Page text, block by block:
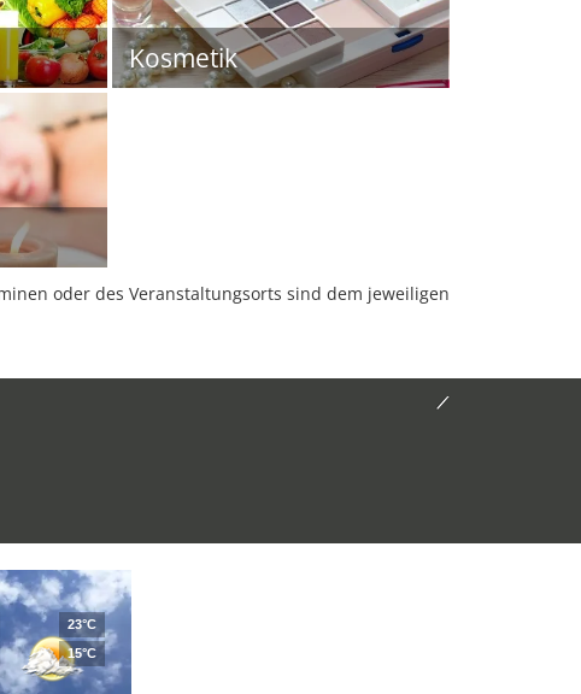
Kosmetik
oder des Veranstaltungsorts sind dem jeweiligen
23°C
15°C